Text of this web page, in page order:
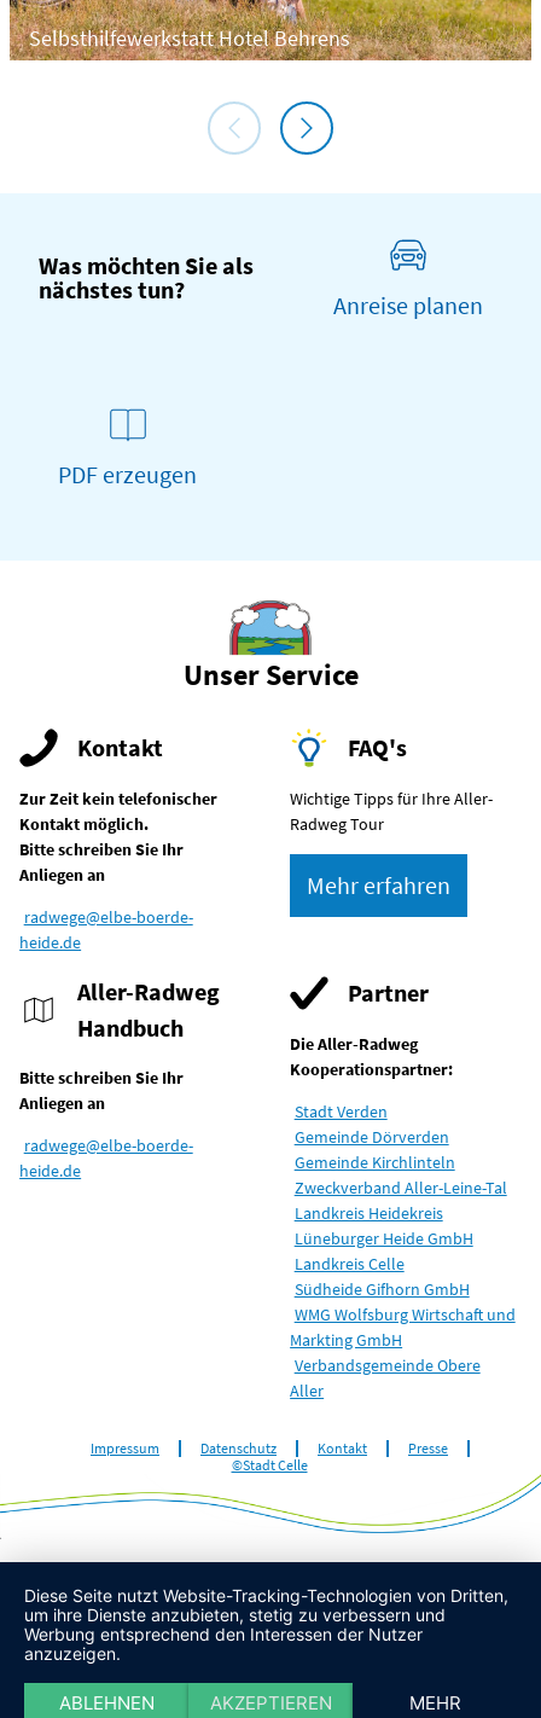
Selbsthilfewerkstatt Hotel Behrens
Was möchten Sie als
nächstes tun? Anreise planen
PDF erzeugen
Unser Service
Kontakt
Zur Zeit kein telefonischer
Kontakt möglich.
Bitte schreiben Sie Ihr
Anliegen an
radwege@elbe-boerde-
heide.de
FAQ's
Wichtige Tipps für Ihre Aller-
Radweg Tour
Mehr erfahren
Aller-Radweg
Handbuch
Bitte schreiben Sie Ihr
Anliegen an
radwege@elbe-boerde-
heide.de
Partner
Die Aller-Radweg
Kooperationspartner:
Stadt Verden
Gemeinde Dörverden
Gemeinde Kirchlinteln
Zweckverband Aller-Leine-Tal
Landkreis Heidekreis
Lüneburger Heide GmbH
Landkreis Celle
Südheide Gifhorn GmbH
WMG Wolfsburg Wirtschaft und
Markting GmbH
Verbandsgemeinde Obere
Aller
Impressum Datenschutz Kontakt
Presse
©Stadt Celle
Diese Seite nutzt Website-Tracking-Technologien von Dritten,
um ihre Dienste anzubieten, stetig zu verbessern und
Werbung entsprechend den Interessen der Nutzer
anzuzeigen.
ABLEHNEN AKZEPTIEREN MEHR